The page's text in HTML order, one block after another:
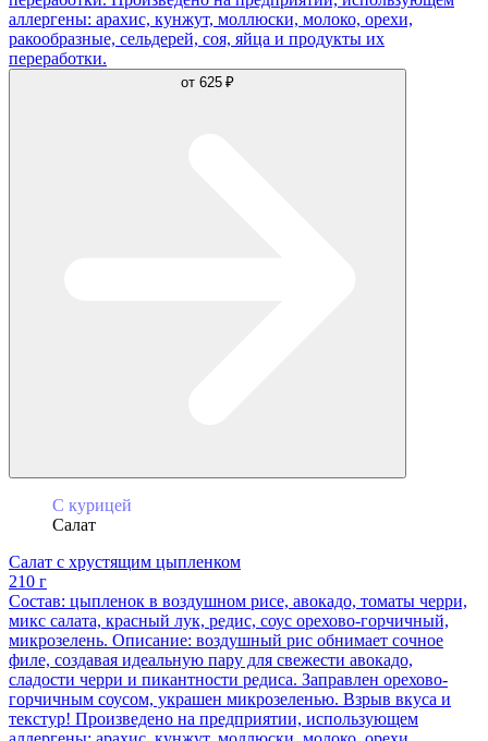
аллергены: арахис, кунжут, моллюски, молоко, орехи,
ракообразные, сельдерей, соя, яйца и продукты их
переработки.
от 625 ₽
С курицей
Салат
Салат с хрустящим цыпленком
210 г
Состав: цыпленок в воздушном рисе, авокадо, томаты черри,
микс салата, красный лук, редис, соус орехово-горчичный,
микрозелень. Описание: воздушный рис обнимает сочное
филе, создавая идеальную пару для свежести авокадо,
сладости черри и пикантности редиса. Заправлен орехово-
горчичным соусом, украшен микрозеленью. Взрыв вкуса и
текстур! Произведено на предприятии, использующем